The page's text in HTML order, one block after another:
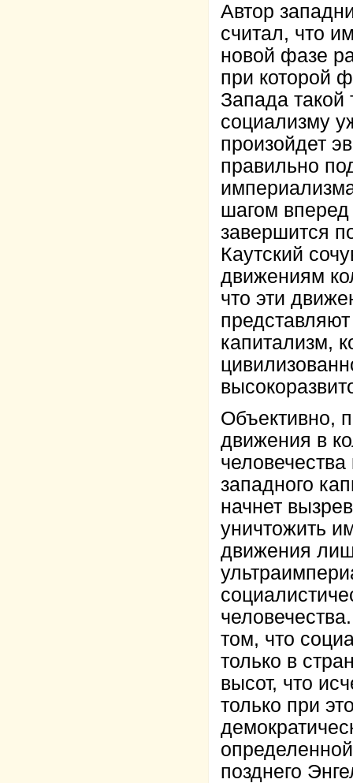
Автор
считал, что
новой фазе
при которой
Запада такой
социализму
произойдет
правильно
шагом вперед
завершится
Каутский
движениям
что эти
капитализм,
Объективно,
движения в
западного
начнет
уничтожить
движения
том, что
только в
высот, что
только при
позднего